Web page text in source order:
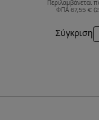
Περιλαμβάνεται
ΦΠΑ 67,55 €
Σύγκριση